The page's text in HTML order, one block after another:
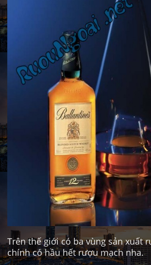
Trên thế giới có ba vùng sản xuất
chính có hầu hết rượu mạch nha.